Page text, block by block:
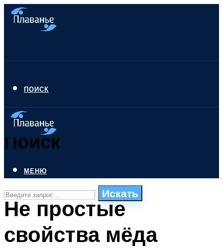
ПОИСК
Поиск
Искать
СТИЛИ ПЛАВАНЬЯ
ПЛАВАНЬЕ ДЛЯ ДЕТЕЙ
МЕНЮ
Не простые
свойства мёда